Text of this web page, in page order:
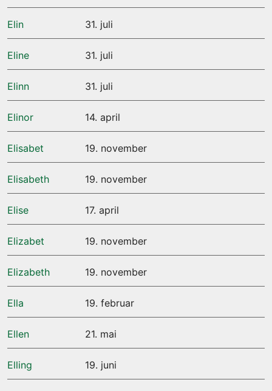
Elin 31. juli
Eline 31. juli
Elinn 31. juli
Elinor 14. april
Elisabet 19. november
Elisabeth 19. november
Elise 17. april
Elizabet 19. november
Elizabeth 19. november
Ella 19. februar
Ellen 21. mai
Elling 19. juni